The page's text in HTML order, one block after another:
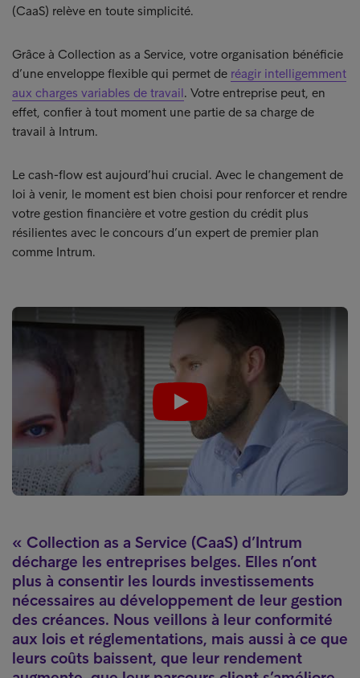
(CaaS) relève en toute simplicité.
Grâce à Collection as a Service, votre organisation bénéficie
d’une enveloppe flexible qui permet de réagir intelligemment
aux charges variables de travail. Votre entreprise peut, en
effet, confier à tout moment une partie de sa charge de
travail à Intrum.
Le cash-flow est aujourd’hui crucial. Avec le changement de
loi à venir, le moment est bien choisi pour renforcer et rendre
votre gestion financière et votre gestion du crédit plus
résilientes avec le concours d’un expert de premier plan
comme Intrum.
Collection as a Service (CaaS) d’Intrum
décharge les entreprises belges. Elles n’ont
plus à consentir les lourds investissements
nécessaires au développement de leur gestion
des créances. Nous veillons à leur conformité
aux lois et réglementations, mais aussi à ce que
leurs coûts baissent, que leur rendement